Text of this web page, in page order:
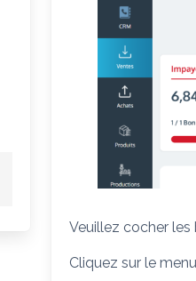
Veuillez cocher
Cliquez sur le